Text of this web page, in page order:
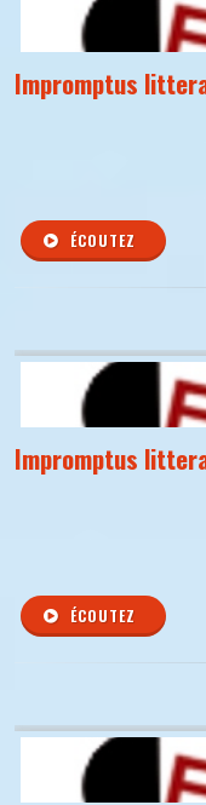
Impromptus
ÉCOUTEZ
Impromptus
ÉCOUTEZ